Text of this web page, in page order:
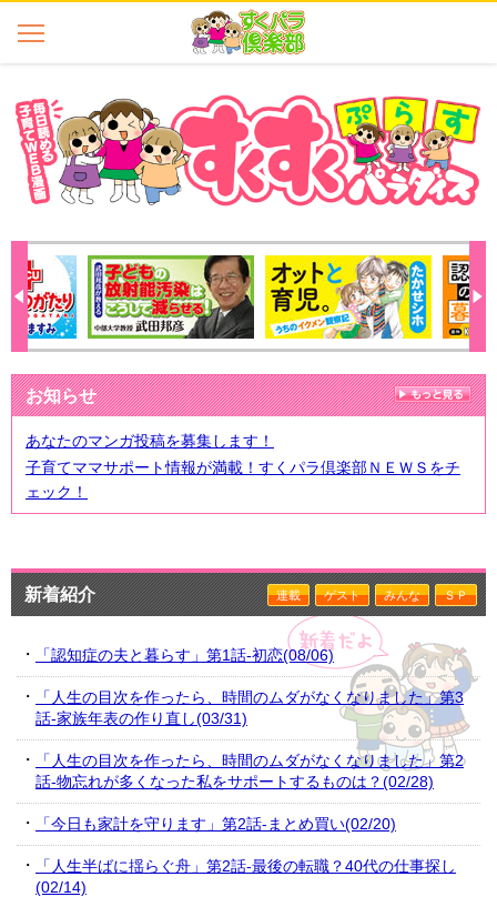
お知らせ
あなたのマンガ投稿を募集します！
子育てママサポート情報が満載！すくパラ倶楽部ＮＥＷＳをチ
ェック！
新着紹介 連載 ゲスト みんな ＳＰ
「認知症の夫と暮らす」第1話-初恋(08/06)
「人生の目次を作ったら、時間のムダがなくなりました」第3
話-家族年表の作り直し(03/31)
「人生の目次を作ったら、時間のムダがなくなりました」第2
話-物忘れが多くなった私をサポートするものは？(02/28)
「今日も家計を守ります」第2話-まとめ買い(02/20)
「人生半ばに揺らぐ舟」第2話-最後の転職？40代の仕事探し
(02/14)